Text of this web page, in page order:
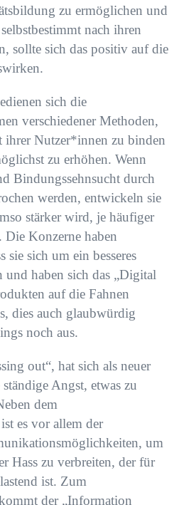
zu ermöglichen und
nach ihren
sollte sich das positiv auf die
sich die
verschiedener Methoden,
ihrer Nutzer*innen zu binden
zu erhöhen. Wenn
Bindungssehnsucht durch
werden, entwickeln sie
stärker wird, je häufiger
Die Konzerne haben
sie sich um ein besseres
und haben sich das „Digital
auf die Fahnen
dies auch glaubwürdig
noch aus.
out“, hat sich als neuer
Angst, etwas zu
dem
es vor allem der
um
Hass zu verbreiten, der für
ist. Zum
der „Information